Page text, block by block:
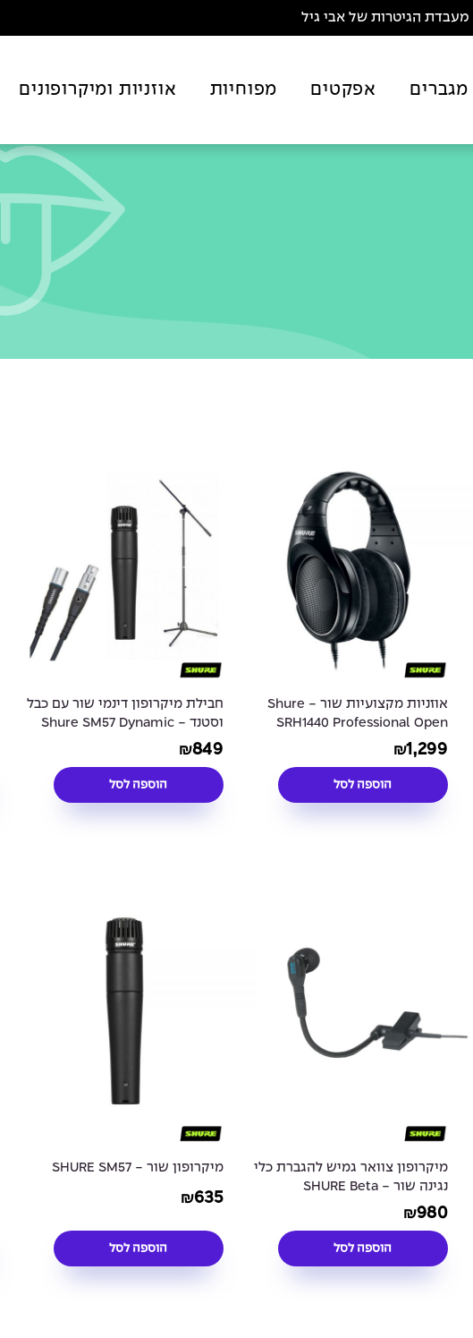
מעבדת הגיטרות של אבי גיל
מגברים אפקטים מפוחיות אוזניות ומיקרופונים
אוזניות מקצועיות שור - Shure
SRH1440 Professional Open
Back Headphones
₪1,299
הוספה לסל
חבילת מיקרופון דינמי שור עם כבל
וסטנד - Shure SM57 Dynamic
Instrument Microphone
₪849
הוספה לסל
מיקרופון צוואר גמיש להגברת כלי
נגינה שור - SHURE Beta
WB98H/C
₪980
הוספה לסל
מיקרופון שור - SHURE SM57
₪635
הוספה לסל